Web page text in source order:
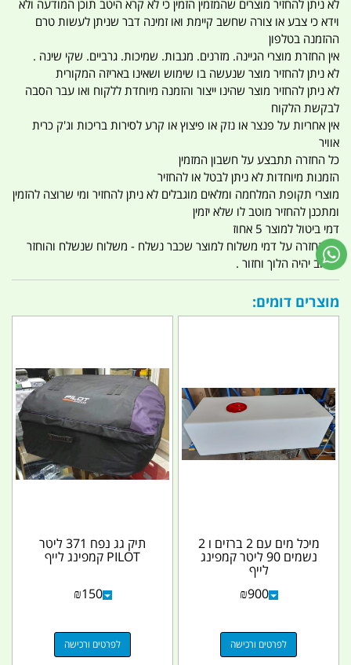
לא ניתן להחזיר מוצרים שהמזמין הזמין כי לא קרא היטב תוכן המודעה ולא
וידא כי צבע או צורה שחשב קיימת ואו זמינה דבר שניתן לעשות טרם
ההזמנה בטלפון
אין החזרת מוצרי הגיינה. מזרנים. מגבות. שמיכות. גרביים. שקי שינה .
לא ניתן להחזיר מוצר שנעשה בו שימוש ושאינו באריזה המקורית
לא ניתן להחזיר מוצר שהינו ייצור והזמנה מיוחדת ללקוח ואו עבר הסבה
לבקשת הלקוח
אין אחריות על פנצר או נזק או פיצוץ או קרע לסירות בריכות וג'ק כרית
אוויר
כל החזרה תתבצע על חשבון המזמין
הזמנות מיוחדות לא ניתן לבטל או להחזיר
מוצרי תקופת המלחמה ומלאים מוגבלים לא ניתן להחזיר ומי שרוצה להזמין
ומתכנן להחזיר מוטב לו שלא יזמין
דמי ביטול למוצר 5 אחוז
אין החזרה על דמי משלוח למוצר שכבר נשלח - משלוח שנשלח והוחזר
החיוב יהיה הלוך וחזור .
מוצרים דומים:
מיכל מים עם 2 ברזים ו 2
נשמים 90 ליטר קמפינג
לייף
₪900
לפרטים ורכישה
תיק גג נפח 371 ליטר
PILOT קמפינג לייף
₪150
לפרטים ורכישה